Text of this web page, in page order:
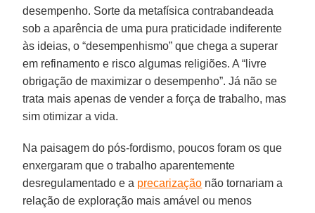
desempenho. Sorte da metafísica contrabandeada
sob a aparência de uma pura praticidade indiferente
às ideias, o “desempenhismo” que chega a superar
em refinamento e risco algumas religiões. A “livre
obrigação de maximizar o desempenho”. Já não se
trata mais apenas de vender a força de trabalho, mas
sim otimizar a vida.
Na paisagem do pós-fordismo, poucos foram os que
enxergaram que o trabalho aparentemente
desregulamentado e a precarização não tornariam a
relação de exploração mais amável ou menos